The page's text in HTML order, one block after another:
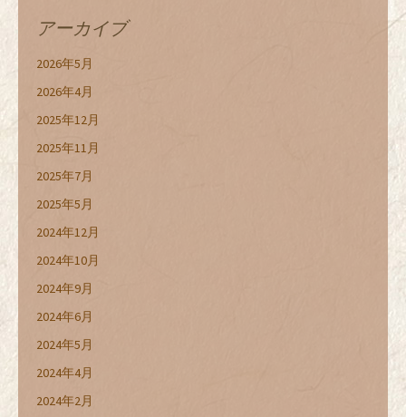
アーカイブ
2026年5月
2026年4月
2025年12月
2025年11月
2025年7月
2025年5月
2024年12月
2024年10月
2024年9月
2024年6月
2024年5月
2024年4月
2024年2月